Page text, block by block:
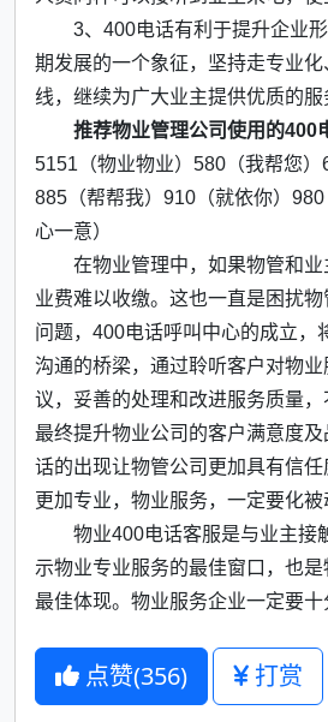
3、400电话有利于提升企业
期发展的一个象征，坚持走专业
线，继续为广大业主提供优质的服
推荐物业管理公司使用的400
5151（物业物业）580（我帮您）
885（帮帮我）910（就依你）
心一意）
在物业管理中，如果物管和
业费难以收缴。这也一直是困扰
问题，400电话呼叫中心的成立，
沟通的桥梁，通过聆听客户对物
议，妥善的处理和改进服务质量，
最终提升物业公司的客户满意度
话的出现让物管公司更加具有信
更加专业，物业服务，一定要化被
物业400电话客服是与业主接
示物业专业服务的最佳窗口，也
最佳体现。物业服务企业一定要
点赞(356) 打赏